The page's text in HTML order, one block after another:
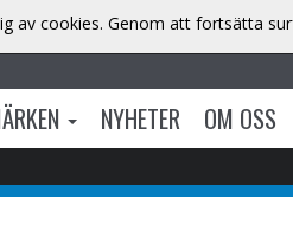
NYHETER OM OSS
av cookies. Genom att fortsätta